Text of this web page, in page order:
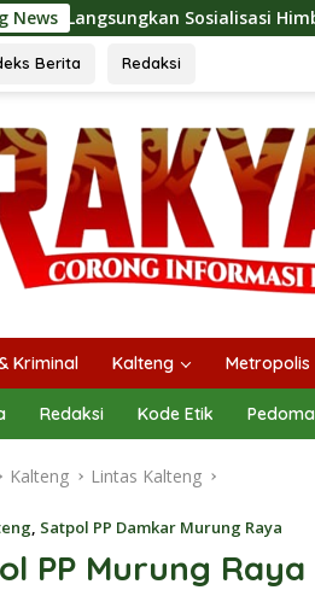
News Himbauan Karhutla
Berita Redaksi
Kriminal Kalteng Metropolis
Redaksi Kode Etik
Kalteng Lintas Kalteng
, Satpol PP Damkar Murung Raya
PP Murung